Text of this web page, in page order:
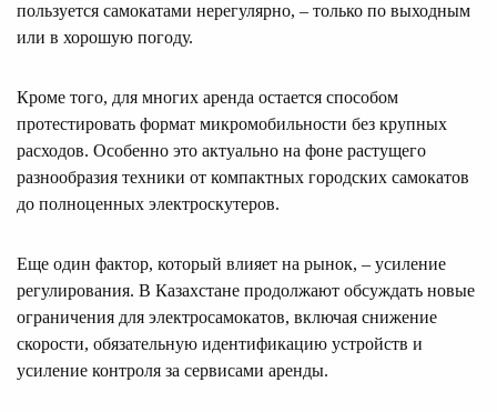
пользуется самокатами нерегулярно, – только по выходным
или в хорошую погоду.
Кроме того, для многих аренда остается способом
протестировать формат микромобильности без крупных
расходов. Особенно это актуально на фоне растущего
разнообразия техники от компактных городских самокатов
до полноценных электроскутеров.
Еще один фактор, который влияет на рынок, – усиление
регулирования. В Казахстане продолжают обсуждать новые
ограничения для электросамокатов, включая снижение
скорости, обязательную идентификацию устройств и
усиление контроля за сервисами аренды.